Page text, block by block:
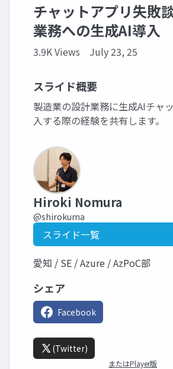
チャットアプリ失敗
業務への生成AI導入
3.9K Views July 23, 25
スライド概要
製造業の設計業務に生成AIチャ
入する際の経験を共有します。
Hiroki Nomura
@shirokuma
スライド一覧
愛知 / SE / Azure / AzPoC部
シェア
Facebook
(Twitter)
またはPlayer版